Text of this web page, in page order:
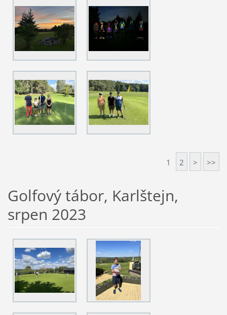
1 2 > >>
Golfový tábor, Karlštejn,
srpen 2023